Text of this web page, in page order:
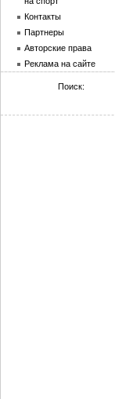
Контакты
Партнеры
Авторские права
Реклама на сайте
Поиск: